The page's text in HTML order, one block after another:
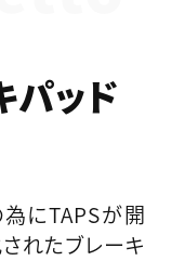
パッド
にTAPSが開
れたブレーキ